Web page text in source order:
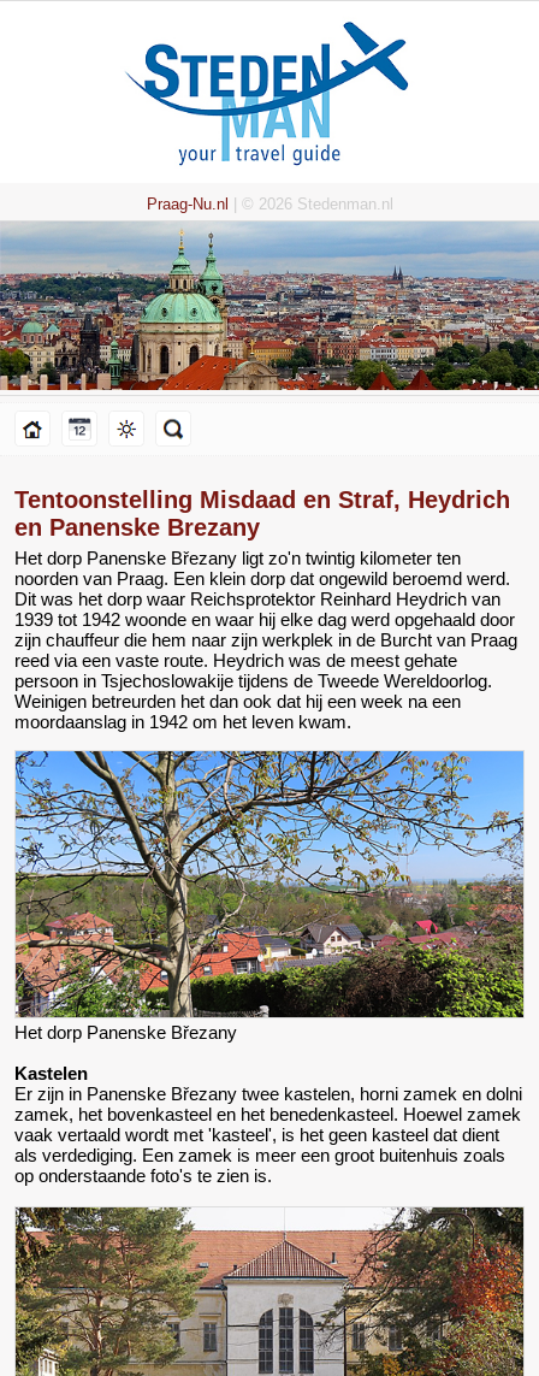
Praag-Nu.nl | © 2026 Stedenman.nl
Tentoonstelling Misdaad en Straf, Heydrich
en Panenske Brezany
Het dorp Panenske Březany ligt zo'n twintig kilometer ten
noorden van Praag. Een klein dorp dat ongewild beroemd werd.
Dit was het dorp waar Reichsprotektor Reinhard Heydrich van
1939 tot 1942 woonde en waar hij elke dag werd opgehaald door
zijn chauffeur die hem naar zijn werkplek in de Burcht van Praag
reed via een vaste route. Heydrich was de meest gehate
persoon in Tsjechoslowakije tijdens de Tweede Wereldoorlog.
Weinigen betreurden het dan ook dat hij een week na een
moordaanslag in 1942 om het leven kwam.
Het dorp Panenske Březany
Kastelen
Er zijn in Panenske Březany twee kastelen, horni zamek en dolni
zamek, het bovenkasteel en het benedenkasteel. Hoewel zamek
vaak vertaald wordt met 'kasteel', is het geen kasteel dat dient
als verdediging. Een zamek is meer een groot buitenhuis zoals
op onderstaande foto's te zien is.